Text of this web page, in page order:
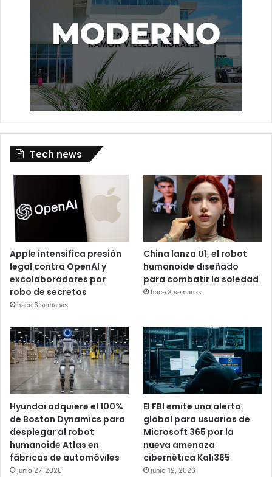
Tech news
Apple intensifica presión
legal contra OpenAI y
excolaboradores por
robo de secretos
hace 3 semanas
China lanza U1, el robot
humanoide diseñado
para combatir la soledad
hace 3 semanas
Hyundai adquiere el 100%
de Boston Dynamics para
desplegar al robot
humanoide Atlas en
fábricas de automóviles
junio 27, 2026
El FBI emite una alerta
global para usuarios de
Microsoft 365 por la
nueva amenaza
cibernética Kali365
junio 19, 2026